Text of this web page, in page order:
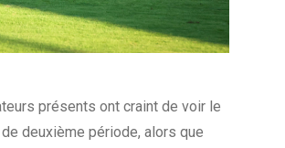
présents ont craint de voir le
deuxième période, alors que